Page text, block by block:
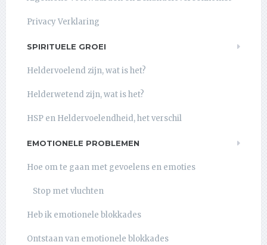
Privacy Verklaring
SPIRITUELE GROEI
Heldervoelend zijn, wat is het?
Helderwetend zijn, wat is het?
HSP en Heldervoelendheid, het verschil
EMOTIONELE PROBLEMEN
Hoe om te gaan met gevoelens en emoties
Stop met vluchten
Heb ik emotionele blokkades
Ontstaan van emotionele blokkades